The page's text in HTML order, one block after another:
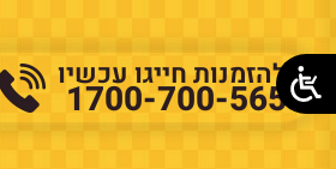
להזמנות חייגו עכשיו
1700-700-565